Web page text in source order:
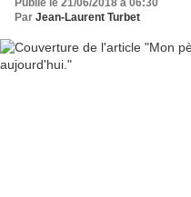
Par Jean-Laurent Turbet